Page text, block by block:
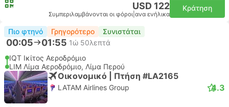
USD 122
Συμπεριλαμβάνονται οι φόροι ανα ενήλικα
Κράτηση
Πιο φτηνό Γρηγορότερο Συνιστάται
00:05 01:55 1ώ 50λεπτά
IQT Ικίτος Αεροδρόμιο
LIM Λίμα Αεροδρόμιο, Λίμα Περού
Οικονομικό | Πτήση #LA2165
LATAM Airlines Group 4.3